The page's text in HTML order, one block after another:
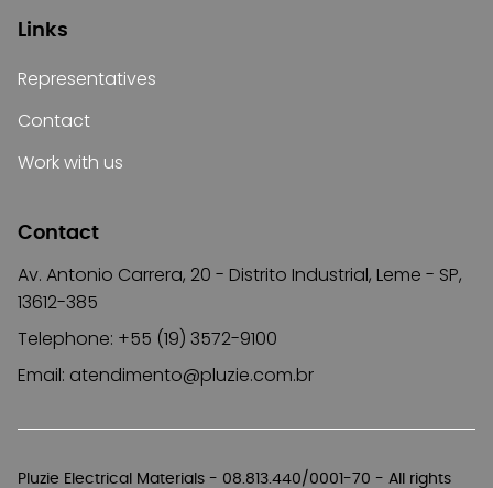
Pluzie Electrical Materials - 08.813.440/0001-70 - All rights
Links
Representatives
Contact
Work with us
Contact
Av. Antonio Carrera, 20 - Distrito Industrial, Leme - SP,
13612-385
Telephone: +55 (19) 3572-9100
Email: atendimento@pluzie.com.br